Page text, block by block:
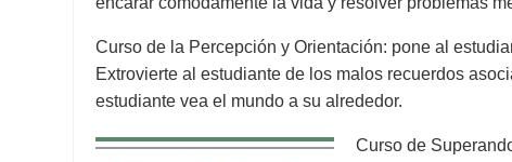
Curso de la Percepción y Orientación: pone al
Extrovierte al estudiante de los malos recuerdos
estudiante vea el mundo a su alrededor.
Curso de